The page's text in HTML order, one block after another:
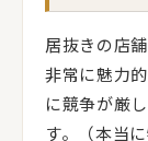
居抜きの店
非常に魅力
に競争が厳
す。（本当